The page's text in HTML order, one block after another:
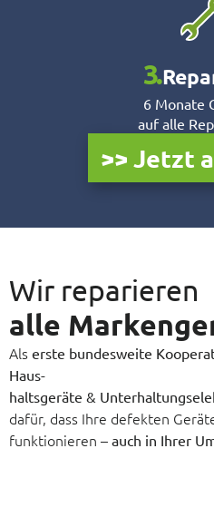
3.
6 Monate
auf alle
>> Jetzt
Wir reparieren
alle
Als erste bundesweite
Haus-
haltsgeräte &
dafür, dass Ihre defekten
funktionieren – auch in Ihrer